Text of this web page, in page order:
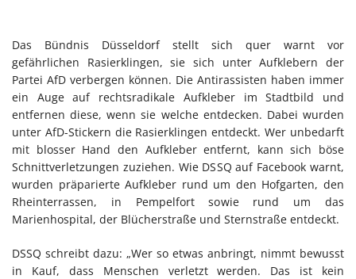
Das Bündnis Düsseldorf stellt sich quer warnt vor
gefährlichen Rasierklingen, sie sich unter Aufklebern der
Partei AfD verbergen können. Die Antirassisten haben immer
ein Auge auf rechtsradikale Aufkleber im Stadtbild und
entfernen diese, wenn sie welche entdecken. Dabei wurden
unter AfD-Stickern die Rasierklingen entdeckt. Wer unbedarft
mit blosser Hand den Aufkleber entfernt, kann sich böse
Schnittverletzungen zuziehen. Wie DSSQ auf Facebook warnt,
wurden präparierte Aufkleber rund um den Hofgarten, den
Rheinterrassen, in Pempelfort sowie rund um das
Marienhospital, der Blücherstraße und Sternstraße entdeckt.
DSSQ schreibt dazu: „Wer so etwas anbringt, nimmt bewusst
in Kauf, dass Menschen verletzt werden. Das ist kein